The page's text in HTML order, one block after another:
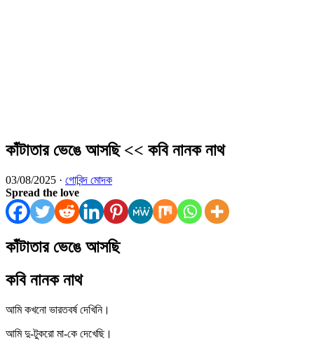
কাঁটাতার ভেঙে আসছি << কবি নানক নাথ
03/08/2025 · গোবিন্দ মোদক
Spread the love
কাঁটাতার ভেঙে আসছি
কবি নানক নাথ
আমি কখনো ভারতবর্ষ দেখিনি।
আমি দু-টুকরো মা-কে দেখেছি।